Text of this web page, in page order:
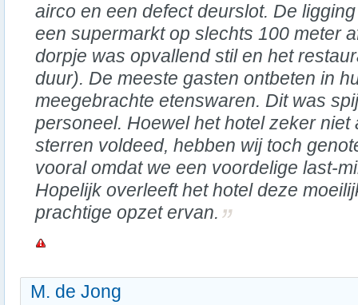
airco en een defect deurslot. De
een supermarkt op slechts 100 meter
dorpje was opvallend stil en het
duur). De meeste gasten ontbeten in
meegebrachte etenswaren. Dit was
personeel. Hoewel het hotel zeker
sterren voldeed, hebben wij toch
vooral omdat we een voordelige last-
Hopelijk overleeft het hotel deze
prachtige opzet ervan.
M. de Jong